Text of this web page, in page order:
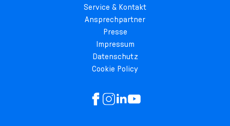
Service & Kontakt
Ansprechpartner
Presse
Impressum
Datenschutz
Cookie Policy